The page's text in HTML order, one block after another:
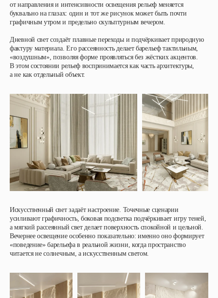
от направления и интенсивности освещения рельеф меняется
буквально на глазах: один и тот же рисунок может быть почти
графичным утром и предельно скульптурным вечером.
Дневной свет создаёт плавные переходы и подчёркивает природную
фактуру материала. Его рассеянность делает барельеф тактильным,
«воздушным», позволяя форме проявляться без жёстких акцентов.
В этом состоянии рельеф воспринимается как часть архитектуры,
а не как отдельный объект.
Искусственный свет задаёт настроение. Точечные сценарии
усиливают графичность, боковая подсветка подчёркивает игру теней,
а мягкий рассеянный свет делает поверхность спокойной и цельной.
Вечернее освещение особенно показательно: именно оно формирует
«поведение» барельефа в реальной жизни, когда пространство
читается не солнечным, а искусственным светом.